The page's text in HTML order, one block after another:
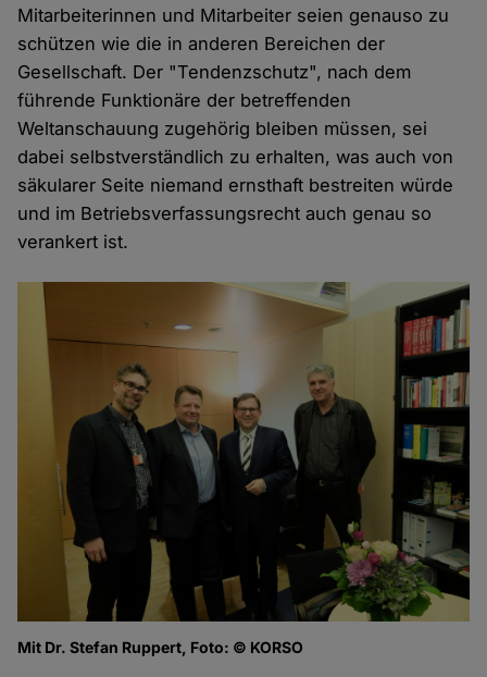
Mitarbeiterinnen und Mitarbeiter seien genauso zu
schützen wie die in anderen Bereichen der
Gesellschaft. Der "Tendenzschutz", nach dem
führende Funktionäre der betreffenden
Weltanschauung zugehörig bleiben müssen, sei
dabei selbstverständlich zu erhalten, was auch von
säkularer Seite niemand ernsthaft bestreiten würde
und im Betriebsverfassungsrecht auch genau so
verankert ist.
Mit Dr. Stefan Ruppert, Foto: © KORSO